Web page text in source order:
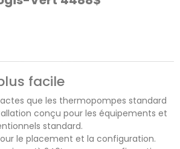
facile
que les thermopompes standard
conçu pour les équipements et
standard.
le placement et la configuration.